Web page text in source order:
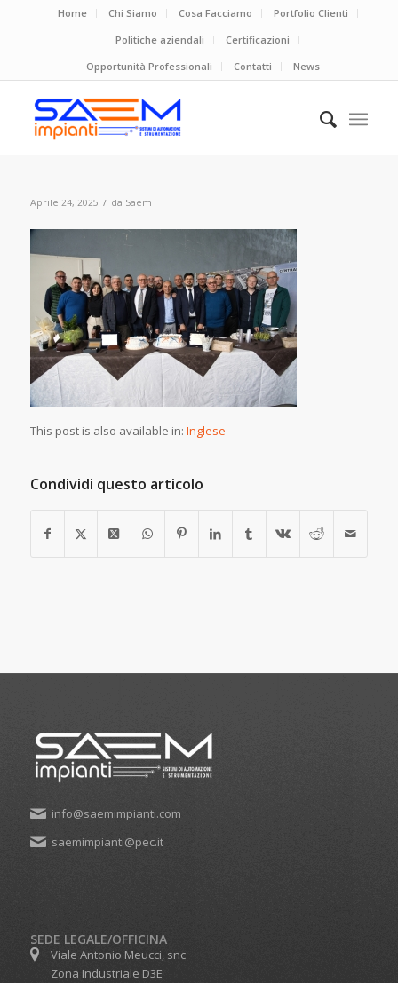
Home Chi Siamo Cosa Facciamo
Portfolio Clienti
Politiche aziendali
Certificazioni
Opportunità Professionali
Contatti News
Aprile 24, 2025 / da Saem
This post is also available in: Inglese
Condividi questo articolo
info@saemimpianti.com
saemimpianti@pec.it
SEDE LEGALE/OFFICINA
Viale Antonio Meucci, snc
Zona Industriale D3E